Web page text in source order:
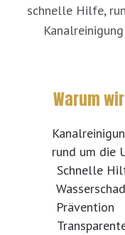
schnelle Hilfe,
Warum
rund um die
Schnelle
Prävention